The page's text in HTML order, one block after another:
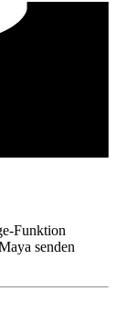
Funktion
senden